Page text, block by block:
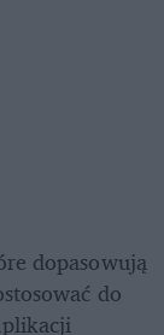
dopasowują
do